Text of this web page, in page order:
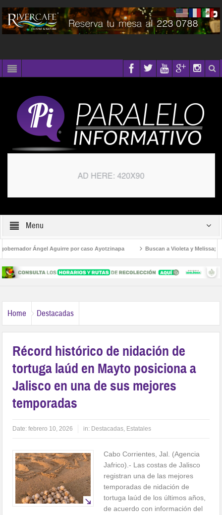
Menu
Ángel Aguirre por caso Ayotzinapa Buscan a Violeta y Melissa;
archivos municipales
Home Destacadas
Récord histórico de nidación de
tortuga laúd en Mayto posiciona a
Jalisco en una de sus mejores
temporadas
Date:febrero 10, 2026 in: Destacadas, Estatales
Cabo Corrientes, Jal. (Agencia
Jafrico).- Las costas de Jalisco
registran una de las mejores
temporadas de nidación de
tortuga laúd de los últimos años,
de acuerdo con información del